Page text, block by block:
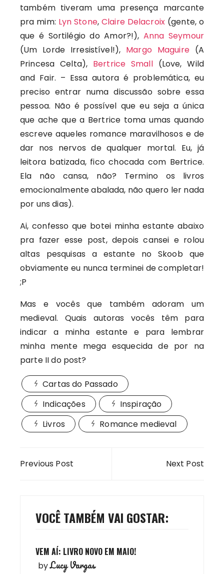
também tiveram uma presença marcante
pra mim: Lyn Stone, Claire Delacroix (gente, o
que é Sortilégio do Amor?!), Anna Seymour
(Um Lorde Irresistível!), Margo Maguire(A
Princesa Celta), Bertrice Small(Love, Wild
and Fair. – Essa autora é problemática, eu
preciso entrar numa discussão sobre essa
pessoa. Não é possível que eu seja a única
que ache que a Bertrice toma umas quando
escreve aqueles romance maravilhosos e de
dar nos nervos de qualquer mortal. Eu, já
leitora batizada, fico chocada com Bertrice.
Ela não cansa, não? Termino os livros
emocionalmente abalada, não quero ler nada
por uns dias).
Ai, confesso que botei minha estante abaixo
pra fazer esse post, depois cansei e rolou
altas pesquisas a estante no Skoob que
obviamente eu nunca terminei de completar!
;P
Mas e vocês que também adoram um
medieval. Quais autoras vocês têm para
indicar a minha estante e para lembrar
minha mente mega esquecida de por na
parte II do post?
Cartas do Passado
Indicações
Inspiração
Livros
Romance medieval
de
Previous Post Next Post
VOCÊ TAMBÉM VAI GOSTAR:
VEM AÍ: LIVRO NOVO EM MAIO!
byLucy Vargas